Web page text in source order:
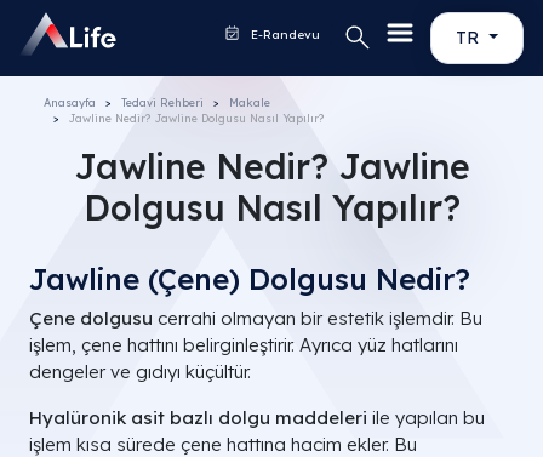
TR
E-Randevu
Anasayfa Tedavi Rehberi
Makale
Jawline Nedir? Jawline Dolgusu Nasıl Yapılır?
Jawline Nedir? Jawline
Dolgusu Nasıl Yapılır?
Jawline (Çene) Dolgusu Nedir?
Çene dolgusu cerrahi olmayan bir estetik işlemdir. Bu
işlem, çene hattını belirginleştirir. Ayrıca yüz hatlarını
dengeler ve gıdıyı küçültür.
Hyalüronik asit bazlı dolgu maddeleri ile yapılan bu
işlem kısa sürede çene hattına hacim ekler. Bu